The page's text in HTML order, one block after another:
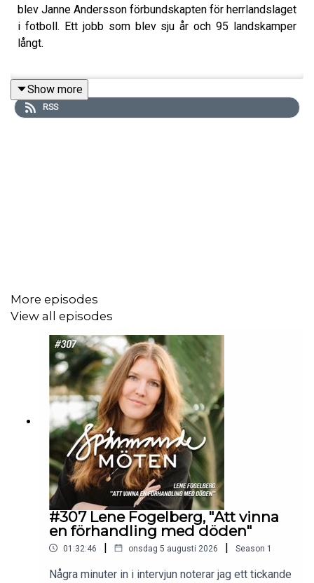
blev Janne Andersson förbundskapten för herrlandslaget
i fotboll. Ett jobb som blev sju år och 95 landskamper
långt.
I det här samtalet pratar vi om vägen mot toppen via
halmstadsklubben Alets IK och de viktiga åren med
hans åsikt i första hand försvarsspelare och det
produceras för få med kvalitet i Sverige.
Vi diskuterar också om den döda miljön på Lidingös
kyrkogård, plågan över Atlanten, att experterna på fotboll
bara är självutnämnda, om han borde slutat tidigare,
varför han sa till busschauffören att åka till Kiruna efter
SM-guldet med Norrköping och naturligtvis den tuffa
tiden under VM när Janne hade diagnosticerats med
prostatacancer och samtidigt skulle coacha landslaget.
Show more
RSS
More episodes
View all episodes
#307 Lene Fogelberg, "Att vinna
en förhandling med döden"
01:32:46 | onsdag 5 augusti 2026 | Season 1
Några minuter in i intervjun noterar jag ett tickande